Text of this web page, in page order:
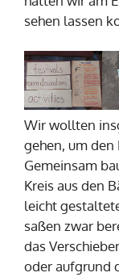
sehen lassen
Wir wollten
gehen, um den
Gemeinsam
Kreis aus den
leicht
saßen zwar
das
oder aufgrund